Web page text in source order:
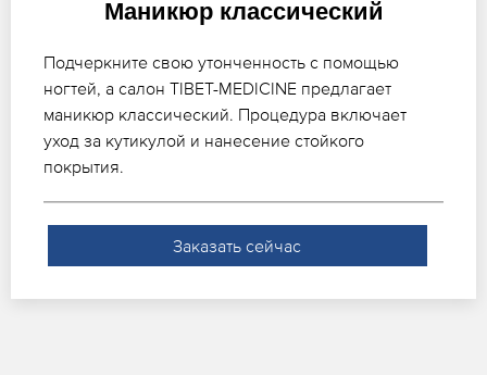
Маникюр классический
Подчеркните свою утонченность с помощью
ногтей, а салон TIBET-MEDICINE предлагает
маникюр классический. Процедура включает
уход за кутикулой и нанесение стойкого
покрытия.
Заказать сейчас